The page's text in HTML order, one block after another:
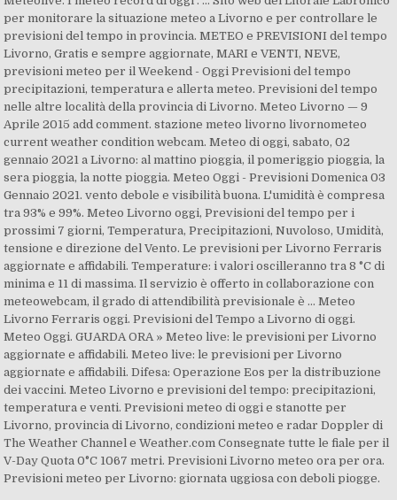
per monitorare la situazione meteo a Livorno e per controllare le
previsioni del tempo in provincia. METEO e PREVISIONI del tempo
Livorno, Gratis e sempre aggiornate, MARI e VENTI, NEVE,
previsioni meteo per il Weekend - Oggi Previsioni del tempo
precipitazioni, temperatura e allerta meteo. Previsioni del tempo
nelle altre località della provincia di Livorno. Meteo Livorno — 9
Aprile 2015 add comment. stazione meteo livorno livornometeo
current weather condition webcam. Meteo di oggi, sabato, 02
gennaio 2021 a Livorno: al mattino pioggia, il pomeriggio pioggia, la
sera pioggia, la notte pioggia. Meteo Oggi - Previsioni Domenica 03
Gennaio 2021. vento debole e visibilità buona. L'umidità è compresa
tra 93% e 99%. Meteo Livorno oggi, Previsioni del tempo per i
prossimi 7 giorni, Temperatura, Precipitazioni, Nuvoloso, Umidità,
tensione e direzione del Vento. Le previsioni per Livorno Ferraris
aggiornate e affidabili. Temperature: i valori oscilleranno tra 8 °C di
minima e 11 di massima. Il servizio è offerto in collaborazione con
meteowebcam, il grado di attendibilità previsionale è … Meteo
Livorno Ferraris oggi. Previsioni del Tempo a Livorno di oggi.
Meteo Oggi. GUARDA ORA » Meteo live: le previsioni per Livorno
aggiornate e affidabili. Meteo live: le previsioni per Livorno
aggiornate e affidabili. Difesa: Operazione Eos per la distribuzione
dei vaccini. Meteo Livorno e previsioni del tempo: precipitazioni,
temperatura e venti. Previsioni meteo di oggi e stanotte per
Livorno, provincia di Livorno, condizioni meteo e radar Doppler di
The Weather Channel e Weather.com Consegnate tutte le fiale per il
V-Day Quota 0°C 1067 metri. Previsioni Livorno meteo ora per ora.
Previsioni meteo per Livorno: giornata uggiosa con deboli piogge.